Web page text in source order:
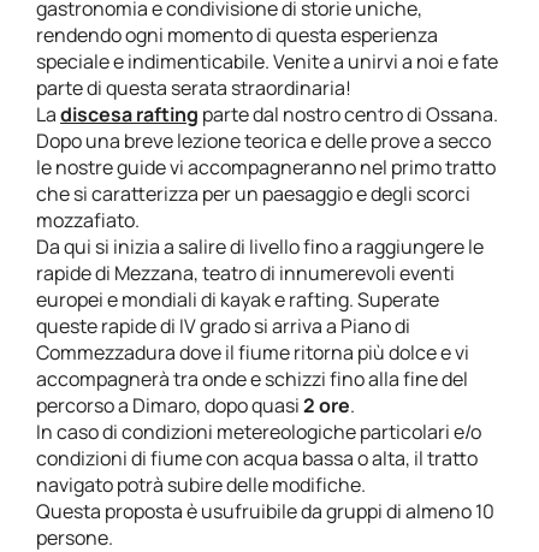
gastronomia e condivisione di storie uniche,
rendendo ogni momento di questa esperienza
speciale e indimenticabile. Venite a unirvi a noi e fate
parte di questa serata straordinaria!
Ladiscesa rafting parte dal nostro centro di Ossana.
Dopo una breve lezione teorica e delle prove a secco
le nostre guide vi accompagneranno nel primo tratto
che si caratterizza per un paesaggio e degli scorci
mozzafiato.
Da qui si inizia a salire di livello fino a raggiungere le
rapide di Mezzana, teatro di innumerevoli eventi
europei e mondiali di kayak e rafting. Superate
queste rapide di IV grado si arriva a Piano di
Commezzadura dove il fiume ritorna più dolce e vi
accompagnerà tra onde e schizzi fino alla fine del
percorso a Dimaro, dopo quasi2 ore.
In caso di condizioni metereologiche particolari e/o
condizioni di fiume con acqua bassa o alta, il tratto
navigato potrà subire delle modifiche.
Questa proposta è usufruibile da gruppi di almeno 10
persone.